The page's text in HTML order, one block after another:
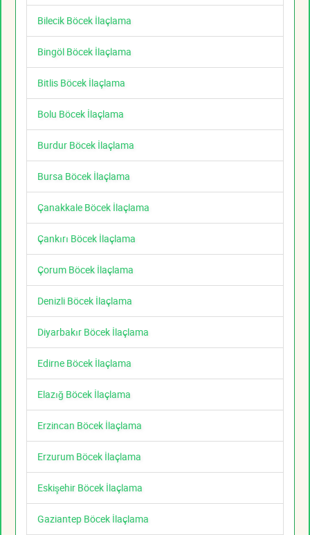
Bilecik Böcek İlaçlama
Bingöl Böcek İlaçlama
Bitlis Böcek İlaçlama
Bolu Böcek İlaçlama
Burdur Böcek İlaçlama
Bursa Böcek İlaçlama
Çanakkale Böcek İlaçlama
Çankırı Böcek İlaçlama
Çorum Böcek İlaçlama
Denizli Böcek İlaçlama
Diyarbakır Böcek İlaçlama
Edirne Böcek İlaçlama
Elazığ Böcek İlaçlama
Erzincan Böcek İlaçlama
Erzurum Böcek İlaçlama
Eskişehir Böcek İlaçlama
Gaziantep Böcek İlaçlama